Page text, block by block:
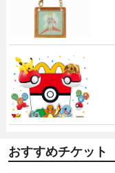
おすすめチケット